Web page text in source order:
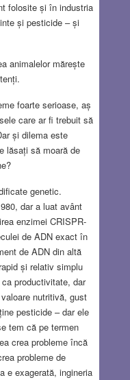
folosite și în industria
și pesticide – și
animalelor mărește
foarte serioase, aș
care ar fi trebuit să
și dilema este
lăsați să moară de
genetic.
dar a luat avânt
enzimei CRISPR-
de ADN exact în
de ADN din altă
și relativ simplu
productivitate, dar
nutritivă, gust
pesticide – dar ele
tem că pe termen
crea probleme încă
probleme de
e exagerată, ingineria